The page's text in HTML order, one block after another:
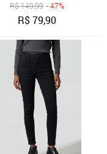
R$149,99 - 47%
R$79,90